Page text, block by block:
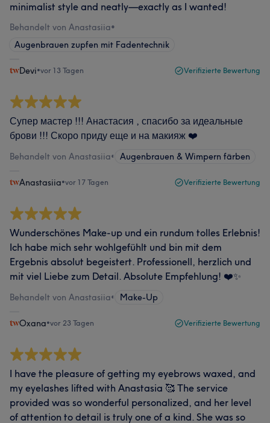
minimalist style and neatly—exactly as I wanted!
Behandelt von Anastasiia•
Augenbrauen zupfen mit Fadentechnik
Devi•vor 13 Tagen Verifizierte Bewertung
Супер мастер !!! Анастасия , спасибо за идеальные
брови !!! Скоро приду еще и на макияж ❤️
Behandelt von Anastasiia• Augenbrauen & Wimpern färben
Anastasiia•vor 17 Tagen Verifizierte Bewertung
Wunderschönes Make-up und ein rundum tolles Erlebnis!
Ich habe mich sehr wohlgefühlt und bin mit dem
Ergebnis absolut begeistert. Professionell, herzlich und
mit viel Liebe zum Detail. Absolute Empfehlung! ❤️✨
Behandelt von Anastasiia• Make-Up
Oxana•vor 23 Tagen Verifizierte Bewertung
I have the pleasure of getting my eyebrows waxed, and
my eyelashes lifted with Anastasia 🥰 The service
provided was so wonderful personalized, and her level
of attention to detail is truly one of a kind. She was so